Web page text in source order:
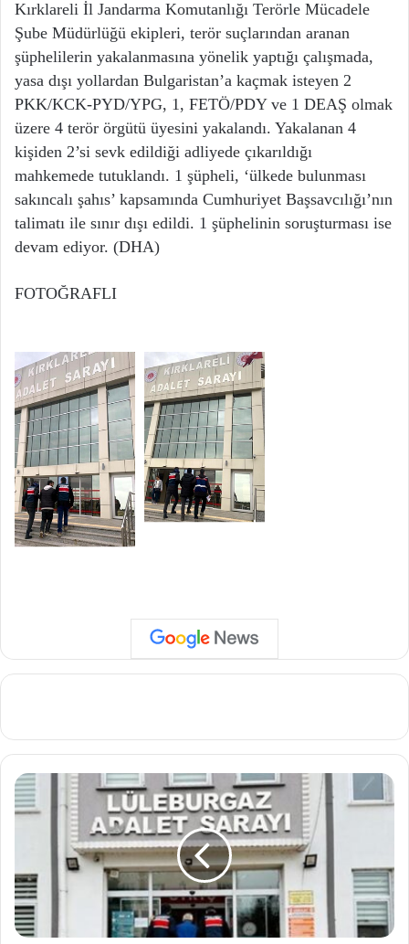
Kırklareli İl Jandarma Komutanlığı Terörle Mücadele
Şube Müdürlüğü ekipleri, terör suçlarından aranan
şüphelilerin yakalanmasına yönelik yaptığı çalışmada,
yasa dışı yollardan Bulgaristan’a kaçmak isteyen 2
PKK/KCK-PYD/YPG, 1, FETÖ/PDY ve 1 DEAŞ olmak
üzere 4 terör örgütü üyesini yakalandı. Yakalanan 4
kişiden 2’si sevk edildiği adliyede çıkarıldığı
mahkemede tutuklandı. 1 şüpheli, ‘ülkede bulunması
sakıncalı şahıs’ kapsamında Cumhuriyet Başsavcılığı’nın
talimatı ile sınır dışı edildi. 1 şüphelinin soruşturması ise
devam ediyor. (DHA)
FOTOĞRAFLI